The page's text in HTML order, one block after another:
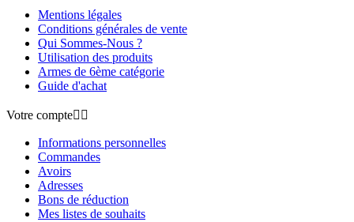
Mentions légales
Conditions générales de vente
Qui Sommes-Nous ?
Utilisation des produits
Armes de 6ème catégorie
Guide d'achat
Votre compte 
Informations personnelles
Commandes
Avoirs
Adresses
Bons de réduction
Mes listes de souhaits